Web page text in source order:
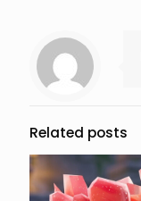
Related posts